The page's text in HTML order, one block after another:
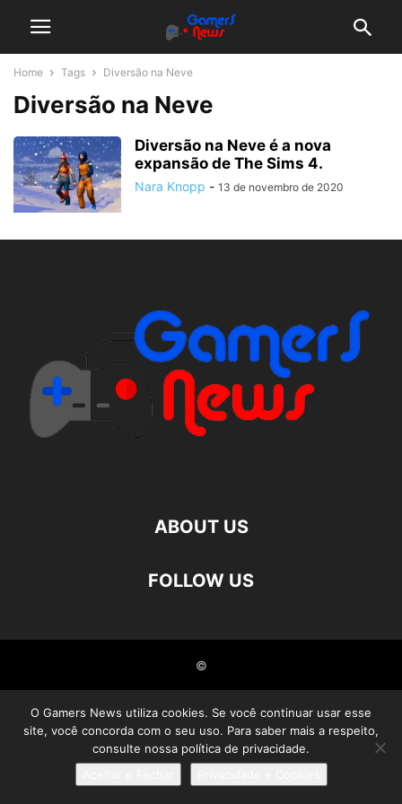
Home Tags Diversão na Neve
Diversão na Neve
Diversão na Neve é a nova
expansão de The Sims 4.
Nara Knopp - 13 de novembro de 2020
ABOUT US
FOLLOW US
©
O Gamers News utiliza cookies. Se você continuar usar esse
site, você concorda com o seu uso. Para saber mais a respeito,
consulte nossa política de privacidade.